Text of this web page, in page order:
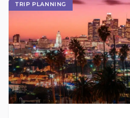
TRIP PLANNING